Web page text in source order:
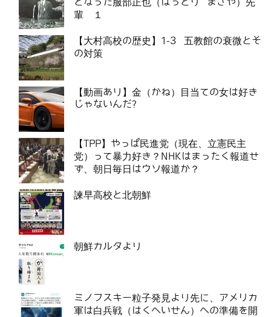
となった服部正也（はっとり まさや）先
輩 １
【大村高校の歴史】1-3 五教館の衰微とそ
の対策
【動画あり】金（かね）目当ての女は好き
じゃないんだ?
【TPP】やっぱ民進党（現在、立憲民主
党）って暴力好き？NHKはまったく報道せ
ず、朝日毎日はウソ報道か？
諫早高校と北朝鮮
朝鮮カルタより
ミノフスキー粒子発見より先に、アメリカ
軍は白兵戦（はくへいせん）への準備を開